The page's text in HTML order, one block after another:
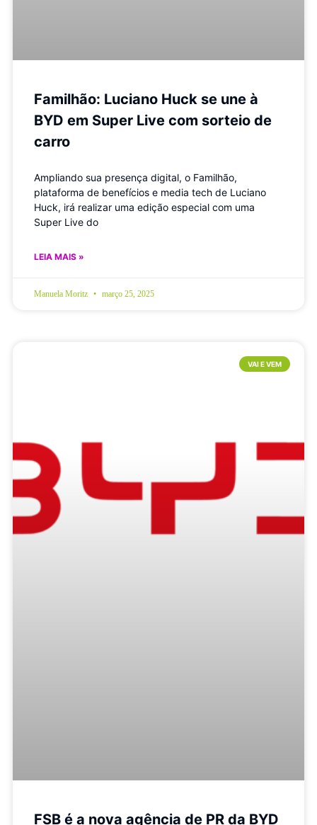
Familhão: Luciano Huck se une à
BYD em Super Live com sorteio de
carro
Ampliando sua presença digital, o Familhão,
plataforma de benefícios e media tech de Luciano
Huck, irá realizar uma edição especial com uma
Super Live do
LEIA MAIS »
Manuela Moritz março 25, 2025
VAI E VEM
FSB é a nova agência de PR da BYD